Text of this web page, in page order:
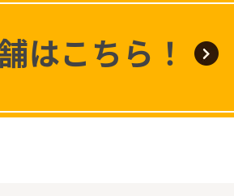
はこちら！